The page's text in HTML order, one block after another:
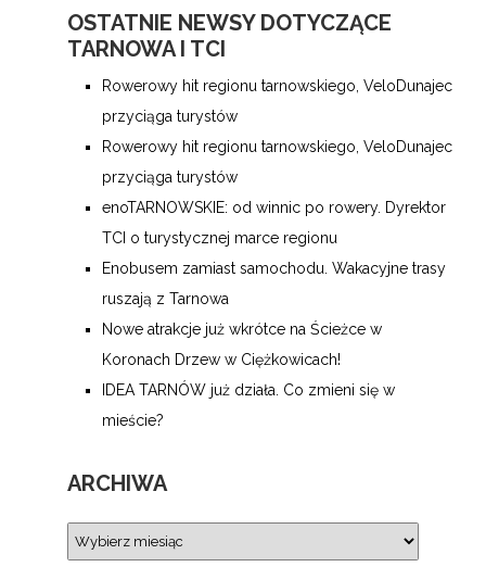
OSTATNIE NEWSY DOTYCZĄCE
TARNOWA I TCI
Rowerowy hit regionu tarnowskiego, VeloDunajec
przyciąga turystów
Rowerowy hit regionu tarnowskiego, VeloDunajec
przyciąga turystów
enoTARNOWSKIE: od winnic po rowery. Dyrektor
TCI o turystycznej marce regionu
Enobusem zamiast samochodu. Wakacyjne trasy
ruszają z Tarnowa
Nowe atrakcje już wkrótce na Ścieżce w
Koronach Drzew w Ciężkowicach!
IDEA TARNÓW już działa. Co zmieni się w
mieście?
ARCHIWA